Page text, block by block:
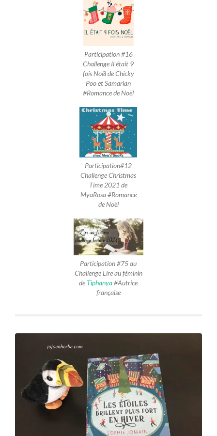
Participation #16
Challenge Il était 9
fois Noël de Chicky
Poo et Samarian
#Romance de Noël
Participation#12
Challenge Christmas
Time 2021 de
MyaRosa #Romance
de Noël
Participation #75 au
Challenge Lire au féminin
de Tiphanya#Autrice
française